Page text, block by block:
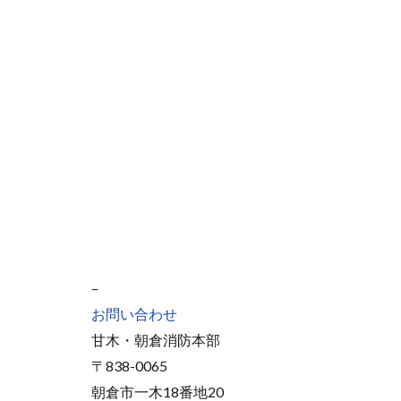
–
お問い合わせ
甘木・朝倉消防本部
〒838-0065
朝倉市一木18番地20